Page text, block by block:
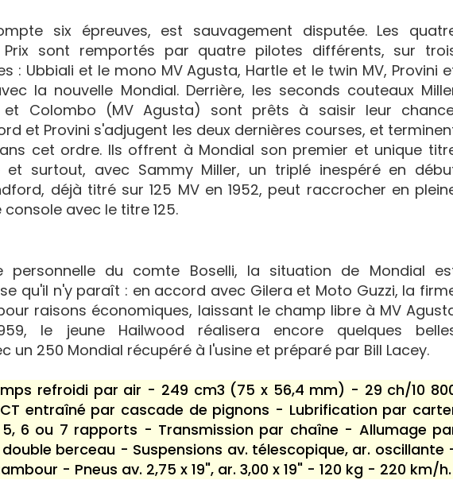
six épreuves, est sauvagement disputée. Les
Prix sont remportés par quatre pilotes différents, sur
: Ubbiali et le mono MV Agusta, Hartle et le twin MV, Provini
la nouvelle Mondial. Derrière, les seconds couteaux
et Colombo (MV Agusta) sont prêts à saisir leur
et Provini s'adjugent les deux dernières courses, et
cet ordre. Ils offrent à Mondial son premier et unique
et surtout, avec Sammy Miller, un triplé inespéré en
déjà titré sur 125 MV en 1952, peut raccrocher en
avec le titre 125.
personnelle du comte Boselli, la situation de Mondial
qu'il n'y paraît : en accord avec Gilera et Moto Guzzi, la
raisons économiques, laissant le champ libre à MV
le jeune Hailwood réalisera encore quelques
un 250 Mondial récupéré à l'usine et préparé par Bill Lacey.
refroidi par air - 249 cm3 (75 x 56,4 mm) - 29 ch/10
entraîné par cascade de pignons - Lubrification par
6 ou 7 rapports - Transmission par chaîne - Allumage
berceau - Suspensions av. télescopique, ar. oscillante
- Pneus av. 2,75 x 19", ar. 3,00 x 19" - 120 kg - 220 km/h.